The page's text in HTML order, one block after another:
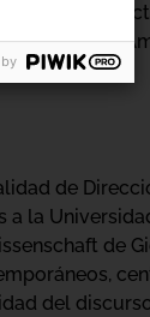
al
de l'Ebre
de
la
de
del